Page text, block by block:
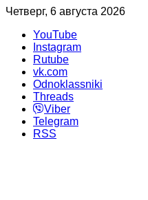
Четверг, 6 августа 2026
YouTube
Instagram
Rutube
vk.com
Odnoklassniki
Threads
Viber
Telegram
RSS